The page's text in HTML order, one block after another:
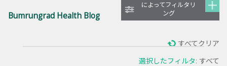
Bumrungrad Health Blog
によってフィルタリ
ング
選択したフィルタ: すべて
すべてクリア